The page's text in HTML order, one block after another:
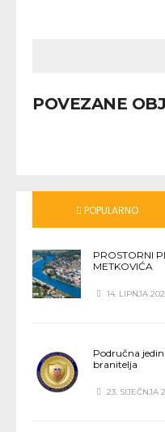
POVEZANE
POPULARNO
PROSTORNI
METKOVIĆA
14. LIPNJA
Područna
branitelja
23. SIJEČNJA